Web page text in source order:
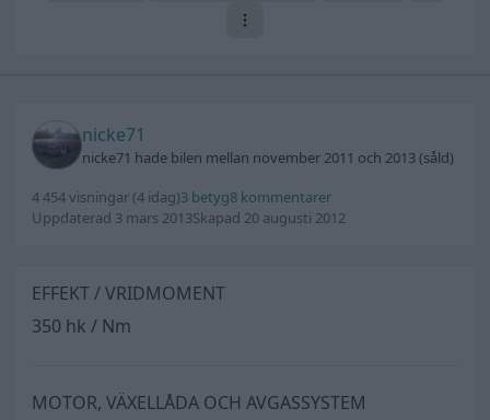
nicke71
nicke71 hade bilen mellan november 2011 och 2013 (såld)
4 454 visningar (4 idag)3 betyg8 kommentarer
Uppdaterad 3 mars 2013Skapad 20 augusti 2012
EFFEKT / VRIDMOMENT
350 hk / Nm
MOTOR, VÄXELLÅDA OCH AVGASSYSTEM